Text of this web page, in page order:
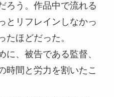
ろう。作品中で流れる
とリフレインしなかっ
たほどだった。
に、被告である監督、
時間と労力を割いたこ